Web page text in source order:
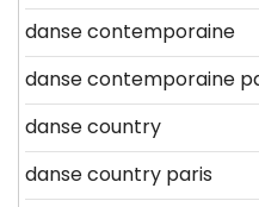
danse contemporaine
danse contemporaine
danse country
danse country paris